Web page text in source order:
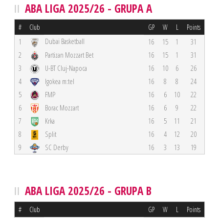
ABA LIGA 2025/26 - GRUPA A
# Club GP W L Points
1 Dubai Basketball 16 15 1
31
2
Partizan Mozzart Bet 16 15 1
31
3
U-BT Cluj-Napoca 16 10 6
26
4
Igokea m:tel 16 8 8
24
5
FMP 16 6 10
22
6
Borac Mozzart 16 6 9
22
7
Krka 16 5 11
21
8
Split 16 4 12
20
9
SC Derby 16 3 13 19
ABA LIGA 2025/26 - GRUPA B
# Club GP W L Points